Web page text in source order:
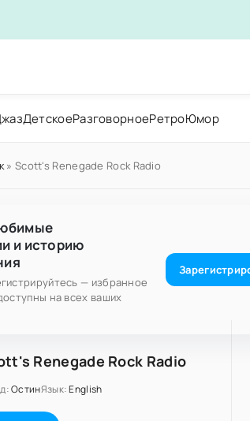
ДетскоеРазговорноеРетроЮмор
» Scott's Renegade Rock Radio
и историю
— избранное
на всех ваших
Renegade Rock Radio
ОстинЯзык: English